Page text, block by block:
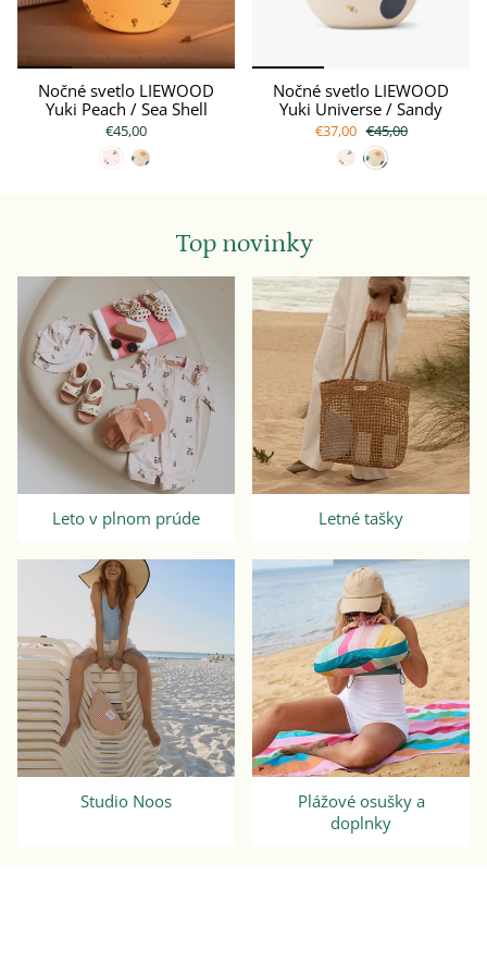
Nočné svetlo LIEWOOD
Yuki Peach / Sea Shell
€45,00
Nočné svetlo LIEWOOD
Yuki Universe / Sandy
€37,00 €45,00
Top novinky
Leto v plnom prúde Letné tašky
Studio Noos
Plážové osušky a
doplnky